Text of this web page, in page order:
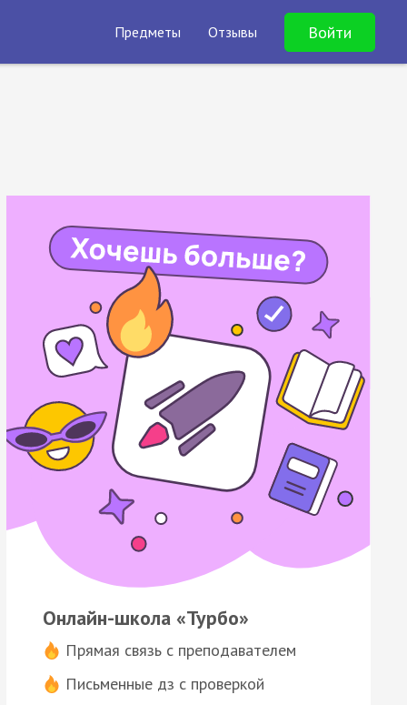
Предметы Отзывы Войти
Онлайн-школа «Турбо»
Прямая связь с преподавателем
Письменные дз с проверкой